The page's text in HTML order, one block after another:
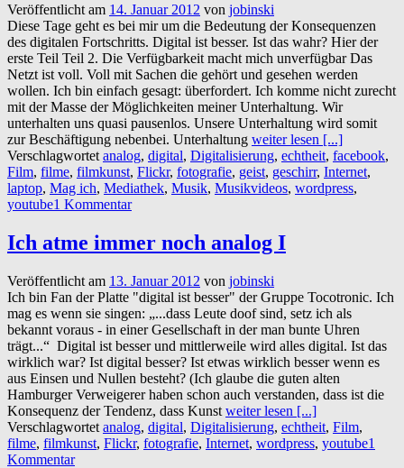
Veröffentlicht am 14. Januar 2012 von jobinski
Diese Tage geht es bei mir um die Bedeutung der Konsequenzen
des digitalen Fortschritts. Digital ist besser. Ist das wahr? Hier der
erste Teil Teil 2. Die Verfügbarkeit macht mich unverfügbar Das
Netzt ist voll. Voll mit Sachen die gehört und gesehen werden
wollen. Ich bin einfach gesagt: überfordert. Ich komme nicht zurecht
mit der Masse der Möglichkeiten meiner Unterhaltung. Wir
unterhalten uns quasi pausenlos. Unsere Unterhaltung wird somit
zur Beschäftigung nebenbei. Unterhaltung weiter lesen [...]
Verschlagwortet analog, digital, Digitalisierung, echtheit, facebook,
Film, filme, filmkunst, Flickr, fotografie, geist, geschirr, Internet,
laptop, Mag ich, Mediathek, Musik, Musikvideos, wordpress,
youtube1 Kommentar
Ich atme immer noch analog I
Veröffentlicht am 13. Januar 2012 von jobinski
Ich bin Fan der Platte "digital ist besser" der Gruppe Tocotronic. Ich
mag es wenn sie singen: „...dass Leute doof sind, setz ich als
bekannt voraus - in einer Gesellschaft in der man bunte Uhren
trägt...“ Digital ist besser und mittlerweile wird alles digital. Ist das
wirklich war? Ist digital besser? Ist etwas wirklich besser wenn es
aus Einsen und Nullen besteht? (Ich glaube die guten alten
Hamburger Verweigerer haben schon auch verstanden, dass ist die
Konsequenz der Tendenz, dass Kunst weiter lesen [...]
Verschlagwortet analog, digital, Digitalisierung, echtheit, Film,
filme, filmkunst, Flickr, fotografie, Internet, wordpress, youtube1
Kommentar